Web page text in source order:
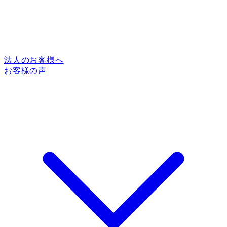
法人のお客様へ
お客様の声